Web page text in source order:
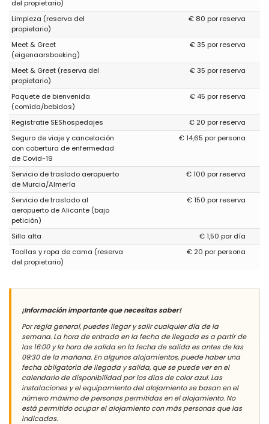
del propietario)
Limpieza (reserva del
propietario)
€ 80 por reserva
Meet & Greet
(eigenaarsboeking)
€ 35 por reserva
Meet & Greet (reserva del
propietario)
€ 35 por reserva
Paquete de bienvenida
(comida/bebidas)
€ 45 por reserva
Registratie SEShospedajes
€ 20 por reserva
Seguro de viaje y cancelación
con cobertura de enfermedad
de Covid-19
€ 14,65 por persona
Servicio de traslado aeropuerto
de Murcia/Almería
€ 100 por reserva
Servicio de traslado al
aeropuerto de Alicante (bajo
petición)
€ 150 por reserva
Silla alta
€ 1,50 por día
Toallas y ropa de cama (reserva
del propietario)
€ 20 por persona
¡Información importante que necesitas saber!
Por regla general, puedes llegar y salir cualquier día de la
semana. La hora de entrada en la fecha de llegada es a partir de
las 16:00 y la hora de salida en la fecha de salida es antes de las
09:30 de la mañana. En algunos alojamientos, puede haber una
fecha obligatoria de llegada y salida, que se puede ver en el
calendario de disponibilidad por los días de color azul. Las
instalaciones y el equipamiento del alojamiento se basan en el
número máximo de personas permitidas en el alojamiento. No
está permitido ocupar el alojamiento con más personas que las
indicadas.